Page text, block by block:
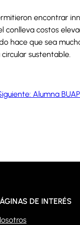
encontrar
costos
hace que sea
sustentable.
Alumna
DE INTERÉS